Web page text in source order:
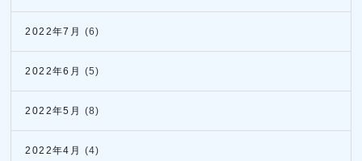
2022年7月 (6)
2022年6月 (5)
2022年5月 (8)
2022年4月 (4)